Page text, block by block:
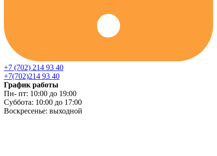
+7 (702) 214 93 40
+7(702)214 93 40
График работы
Пн- пт: 10:00 до 19:00
Суббота: 10:00 до 17:00
Воскресенье: выходной